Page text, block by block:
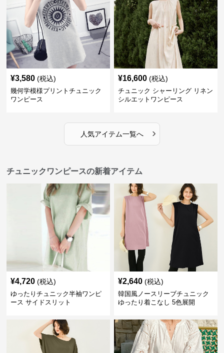
¥3,580 (税込)
幾何学模様プリントチュニック
ワンピース
¥16,600 (税込)
チュニック シャーリング リネン
シルエットワンピース
人気アイテム一覧へ ›
チュニックワンピースの新着アイテム
¥4,720 (税込)
ゆったりチュニック半袖ワンピ
ース サイドスリット
¥2,640 (税込)
韓国風ノースリーブチュニック
ゆったり着こなし 5色展開